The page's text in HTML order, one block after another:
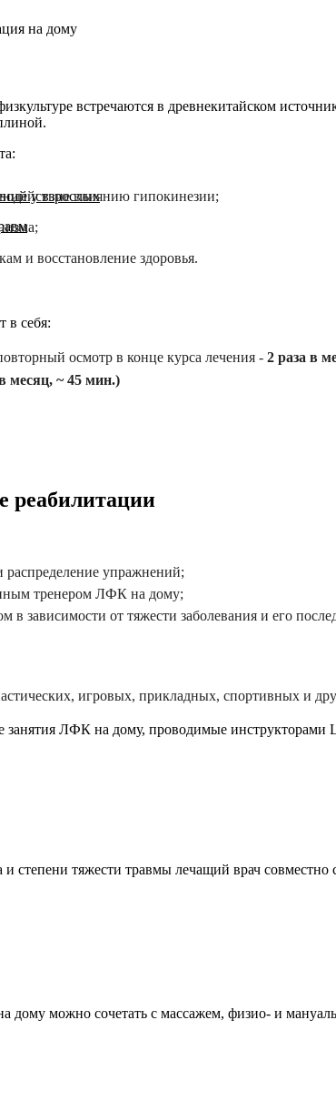
у взрослых
на дому
встречаются в древнекитайском
влиянию гипокинезии;
и восстановление здоровья.
в себя:
осмотр в конце курса лечения - 2 раза в
месяц, ~ 45 мин.)
реабилитации
распределение упражнений;
тренером ЛФК на дому;
в зависимости от тяжести заболевания и его
игровых, прикладных, спортивных и
занятия ЛФК на дому, проводимые
степени тяжести травмы лечащий врач
дому можно сочетать с массажем, физио- и